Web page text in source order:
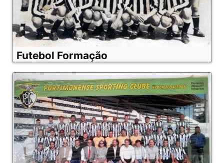
Futebol Formação